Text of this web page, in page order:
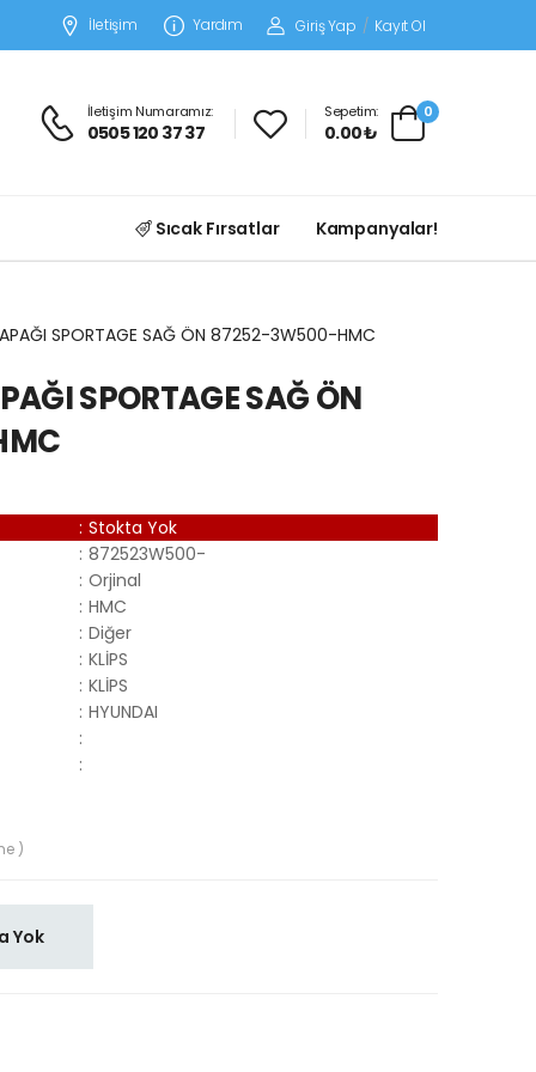
İletişim Yardım Giriş Yap / Kayıt Ol
İletişim Numaramız:
0505 120 37 37
Sepetim:
0.00 ₺
0
Sıcak Fırsatlar Kampanyalar!
SPORTAGE SAĞ ÖN 87252-3W500-HMC
SPORTAGE SAĞ ÖN
: Stokta Yok
: 872523W500-
: Orjinal
: HMC
: Diğer
: KLİPS
: KLİPS
: HYUNDAI
:
:
)
Yok